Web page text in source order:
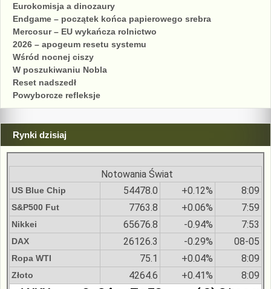
Eurokomisja a dinozaury
Endgame – początek końca papierowego srebra
Mercosur – EU wykańcza rolnictwo
2026 – apogeum resetu systemu
Wśród nocnej ciszy
W poszukiwaniu Nobla
Reset nadszedł
Powyborcze refleksje
Rynki dzisiaj
Notowania Świat
US Blue Chip 54478.0 +0.12% 8:09
S&P500 Fut 7763.8 +0.06% 7:59
Nikkei 65676.8 -0.94% 7:53
DAX 26126.3 -0.29% 08-05
Ropa WTI 75.1 +0.04% 8:09
Złoto 4264.6 +0.41% 8:09